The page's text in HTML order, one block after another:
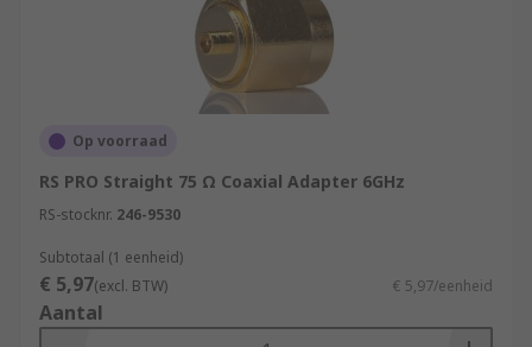
Op voorraad
RS PRO Straight 75 Ω Coaxial Adapter 6GHz
RS-stocknr. 246-9530
Subtotaal (1 eenheid)
€ 5,97(excl. BTW) € 5,97/eenheid
Aantal